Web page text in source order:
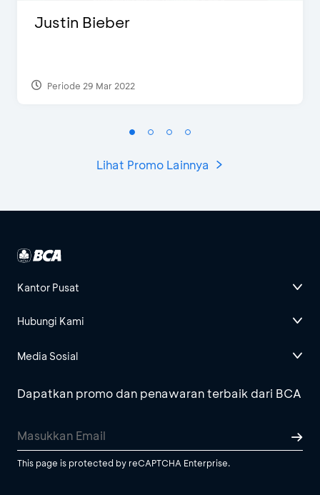
Justin Bieber
Periode 29 Mar 2022
Lihat Promo Lainnya
Kantor Pusat
Hubungi Kami
Media Sosial
Dapatkan promo dan penawaran terbaik dari BCA
This page is protected by reCAPTCHA Enterprise.